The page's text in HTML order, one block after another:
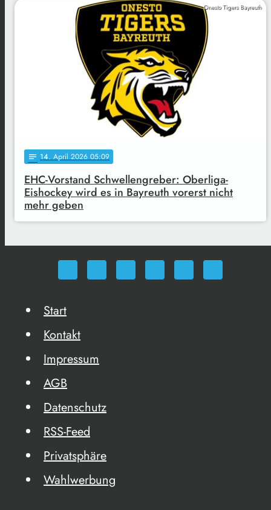
Onesto Tigers Bayreuth
notes 14. April 2026 05:09
EHC-Vorstand Schwellengreber: Oberliga-
Eishockey wird es in Bayreuth vorerst nicht
mehr geben
Start
Kontakt
Impressum
AGB
Datenschutz
RSS-Feed
Privatsphäre
Wahlwerbung